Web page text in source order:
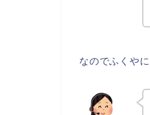
なのでふくや